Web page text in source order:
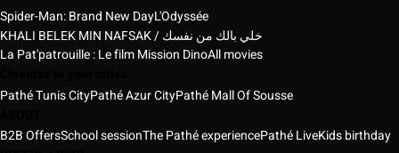
Spider-Man: Brand New DayL'Odyssée
KHALI BELEK MIN NAFSAK / خلي بالك من نفسك
La Pat'patrouille : Le film Mission DinoAll movies
Pathé Tunis CityPathé Azur CityPathé Mall Of Sousse
B2B OffersSchool sessionThe Pathé experiencePathé LiveKids birthday